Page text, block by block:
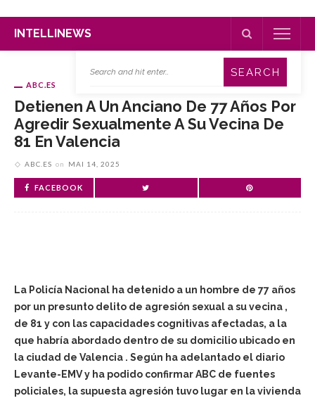
INTELLINEWS
ABC.ES
Detienen A Un Anciano De 77 Años Por
Agredir Sexualmente A Su Vecina De
81 En Valencia
ABC.ES on MAI 14, 2025
FACEBOOK
La Policía Nacional ha detenido a un hombre de 77 años
por un presunto delito de agresión sexual a su vecina ,
de 81 y con las capacidades cognitivas afectadas, a la
que habría abordado dentro de su domicilio ubicado en
la ciudad de Valencia . Según ha adelantado el diario
Levante-EMV y ha podido confirmar ABC de fuentes
policiales, la supuesta agresión tuvo lugar en la vivienda